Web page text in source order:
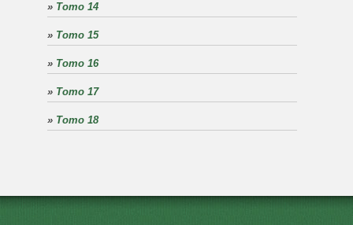
» Tomo 14
» Tomo 15
» Tomo 16
» Tomo 17
» Tomo 18